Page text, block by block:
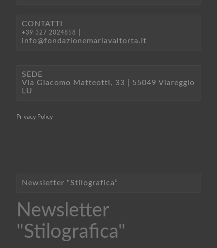
CONTATTI
+39 327 2024858
info@fondazionemariavaltorta.it
SEDE
Via Giacomo Matteotti, 33 | 55049 Viareggio
LU
Privacy Policy
Newsletter “Stilografica”
Newsletter
"Stilografica"